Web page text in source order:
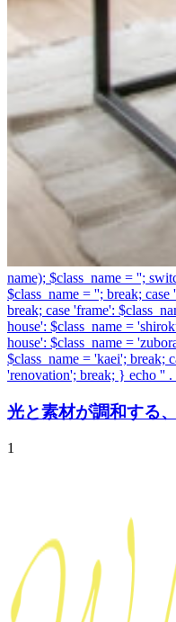
name); $class_name = '';
$class_name = ''; break;
break; case 'frame':
house': $class_name =
house': $class_name =
$class_name = 'kaei'; break;
'renovation'; break; } echo '' .
光と素材が調和する
1